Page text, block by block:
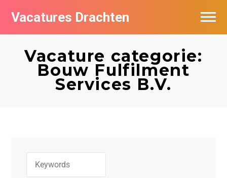
Vacatures Drachten
Vacature categorie:
Bouw Fulfilment
Services B.V.
Vacatures per bedrijf in Drachten
De populairste vacatures in Drachten
Nieuwsbrief feed